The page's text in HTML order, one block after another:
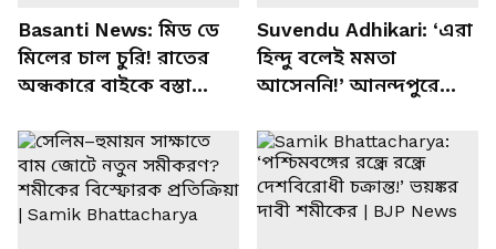
Basanti News: মিড ডে
মিলের চাল চুরি! রাতের
অন্ধকারে বাইকে বস্তা
চত্বরে তাণ্ডব
Suvendu Adhikari: ‘এরা
হিন্দু বলেই মমতা
আসেননি!’ আনন্দপুরে
খোলসা করলেন শুভেন্দু